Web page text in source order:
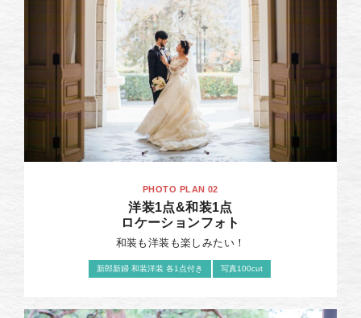
PHOTO PLAN 02
洋装1点&和装1点
ロケーションフォト
和装も洋装も楽しみたい！
新郎新婦 和装洋装 各1点付き 写真100cut